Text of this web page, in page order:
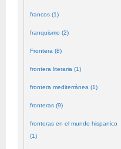
francos (1)
franquismo (2)
Frontera (8)
frontera literaria (1)
frontera mediterránea (1)
fronteras (9)
fronteras en el mundo hispanico
(1)